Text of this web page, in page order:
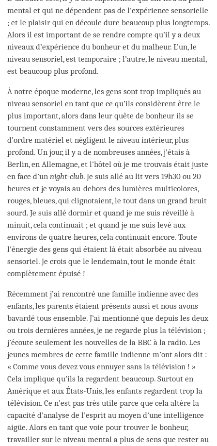
mental et qui ne dépendent pas de l’expérience sensorielle
; et le plaisir qui en découle dure beaucoup plus longtemps.
Alors il est important de se rendre compte qu’il y a deux
niveaux d’expérience du bonheur et du malheur. L’un, le
niveau sensoriel, est temporaire ; l’autre, le niveau mental,
est beaucoup plus profond.
À notre époque moderne, les gens sont trop impliqués au
niveau sensoriel en tant que ce qu’ils considèrent être le
plus important, alors dans leur quête de bonheur ils se
tournent constamment vers des sources extérieures
d’ordre matériel et négligent le niveau intérieur, plus
profond. Un jour, il y a de nombreuses années, j’étais à
Berlin, en Allemagne, et l’hôtel où je me trouvais était juste
en face d’un night-club. Je suis allé au lit vers 19h30 ou 20
heures et je voyais au-dehors des lumières multicolores,
rouges, bleues, qui clignotaient, le tout dans un grand bruit
sourd. Je suis allé dormir et quand je me suis réveillé à
minuit, cela continuait ; et quand je me suis levé aux
environs de quatre heures, cela continuait encore. Toute
l’énergie des gens qui étaient là était absorbée au niveau
sensoriel. Je crois que le lendemain, tout le monde était
complètement épuisé !
Récemment j’ai rencontré une famille indienne avec des
enfants, les parents étaient présents aussi et nous avons
bavardé tous ensemble. J’ai mentionné que depuis les deux
ou trois dernières années, je ne regarde plus la télévision ;
j’écoute seulement les nouvelles de la BBC à la radio. Les
jeunes membres de cette famille indienne m’ont alors dit :
« Comme vous devez vous ennuyer sans la télévision ! »
Cela implique qu’ils la regardent beaucoup. Surtout en
Amérique et aux États-Unis, les enfants regardent trop la
télévision. Ce n’est pas très utile parce que cela altère la
capacité d’analyse de l’esprit au moyen d’une intelligence
aigüe. Alors en tant que voie pour trouver le bonheur,
travailler sur le niveau mental a plus de sens que rester au